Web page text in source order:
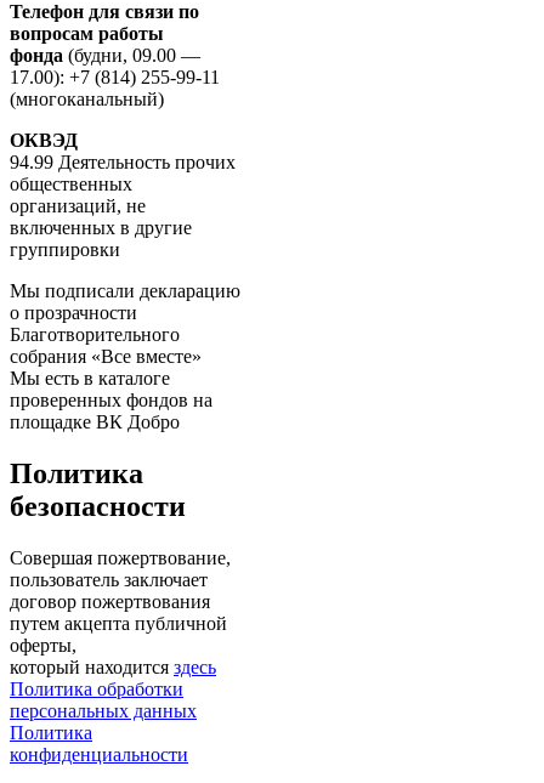
Телефон для связи по
вопросам работы
фонда (будни, 09.00 —
17.00): +7 (814) 255-99-11
(многоканальный)
ОКВЭД
94.99 Деятельность прочих
общественных
организаций, не
включенных в другие
группировки
Мы подписали декларацию
о прозрачности
Благотворительного
собрания «Все вместе»
Мы есть в каталоге
проверенных фондов на
площадке ВК Добро
Политика
безопасности
Совершая пожертвование,
пользователь заключает
договор пожертвования
путем акцепта публичной
оферты,
который находится здесь
Политика обработки
персональных данных
Политика
конфиденциальности